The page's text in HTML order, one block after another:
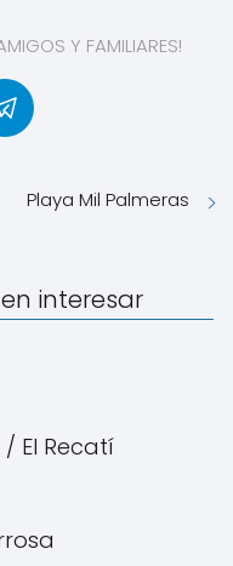
Y FAMILIARES!
Playa Mil Palmeras
interesar
El Recatí